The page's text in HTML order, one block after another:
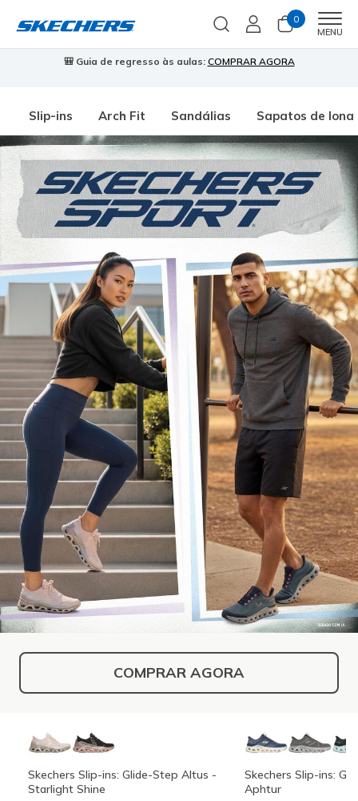
0
MENU
🎒 Guia de regresso às aulas: COMPRAR AGORA
Slip-ins Arch Fit Sandálias Sapatos de lona
COMPRAR AGORA
Skechers Slip-ins: Glide-Step Altus -
Starlight Shine
Skechers Slip-ins:
Aphtur